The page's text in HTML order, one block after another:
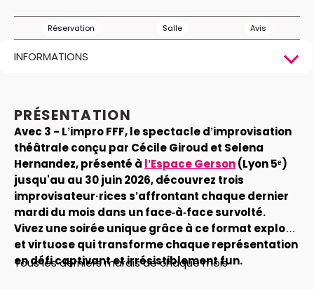
Réservation Salle Avis
INFORMATIONS
PRÉSENTATION
Avec 3 - L’impro FFF, le spectacle d’improvisation
théâtrale conçu par Cécile Giroud et Selena
Hernandez, présenté à l’Espace Gerson(Lyon 5ᵉ)
jusqu'au au 30 juin 2026, découvrez trois
improvisateur·rices s’affrontant chaque dernier
mardi du mois dans un face‑à‑face survolté.
Vivez une soirée unique grâce à ce format explosif
et virtuose qui transforme chaque représentation
en défi captivant et irrésistiblement fun.
Tous les derniers mardis de chaque mois